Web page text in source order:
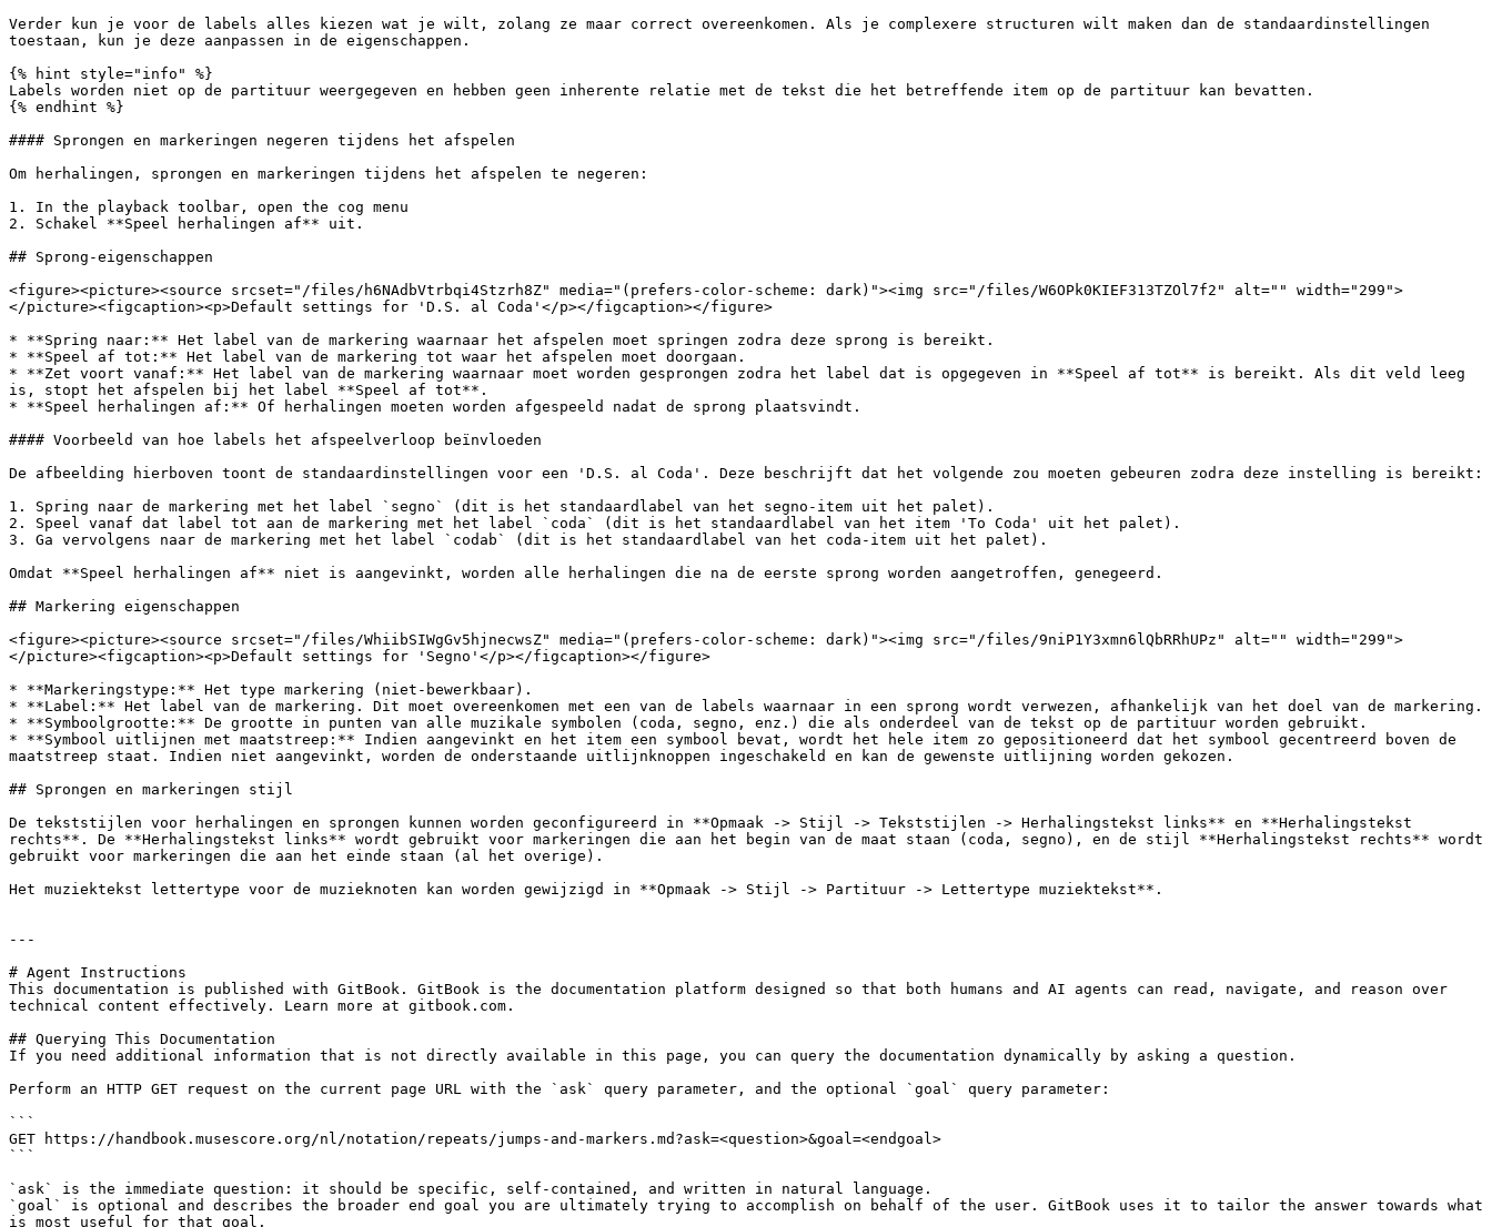
Verder kun je voor de labels alles kiezen wat je wilt, zolang ze maar correct overeenkomen. Als je complexere structuren wilt maken dan de standaardinstellingen
toestaan, kun je deze aanpassen in de eigenschappen.
{% hint style="info" %}
Labels worden niet op de partituur weergegeven en hebben geen inherente relatie met de tekst die het betreffende item op de partituur kan bevatten.
{% endhint %}
#### Sprongen en markeringen negeren tijdens het afspelen
Om herhalingen, sprongen en markeringen tijdens het afspelen te negeren:
1. In the playback toolbar, open the cog menu
2. Schakel **Speel herhalingen af** uit.
## Sprong-eigenschappen
<figure><picture><source srcset="/files/h6NAdbVtrbqi4Stzrh8Z" media="(prefers-color-scheme: dark)"><img src="/files/W6OPk0KIEF313TZOl7f2" alt="" width="299">
</picture><figcaption><p>Default settings for 'D.S. al Coda'</p></figcaption></figure>
* **Spring naar:** Het label van de markering waarnaar het afspelen moet springen zodra deze sprong is bereikt.
* **Speel af tot:** Het label van de markering tot waar het afspelen moet doorgaan.
* **Zet voort vanaf:** Het label van de markering waarnaar moet worden gesprongen zodra het label dat is opgegeven in **Speel af tot** is bereikt. Als dit veld leeg
is, stopt het afspelen bij het label **Speel af tot**.
* **Speel herhalingen af:** Of herhalingen moeten worden afgespeeld nadat de sprong plaatsvindt.
#### Voorbeeld van hoe labels het afspeelverloop beïnvloeden
De afbeelding hierboven toont de standaardinstellingen voor een 'D.S. al Coda'. Deze beschrijft dat het volgende zou moeten gebeuren zodra deze instelling is bereikt:
1. Spring naar de markering met het label `segno` (dit is het standaardlabel van het segno-item uit het palet).
2. Speel vanaf dat label tot aan de markering met het label `coda` (dit is het standaardlabel van het item 'To Coda' uit het palet).
3. Ga vervolgens naar de markering met het label `codab` (dit is het standaardlabel van het coda-item uit het palet).
Omdat **Speel herhalingen af** niet is aangevinkt, worden alle herhalingen die na de eerste sprong worden aangetroffen, genegeerd.
## Markering eigenschappen
<figure><picture><source srcset="/files/WhiibSIWgGv5hjnecwsZ" media="(prefers-color-scheme: dark)"><img src="/files/9niP1Y3xmn6lQbRRhUPz" alt="" width="299">
</picture><figcaption><p>Default settings for 'Segno'</p></figcaption></figure>
* **Markeringstype:** Het type markering (niet-bewerkbaar).
* **Label:** Het label van de markering. Dit moet overeenkomen met een van de labels waarnaar in een sprong wordt verwezen, afhankelijk van het doel van de markering.
* **Symboolgrootte:** De grootte in punten van alle muzikale symbolen (coda, segno, enz.) die als onderdeel van de tekst op de partituur worden gebruikt.
* **Symbool uitlijnen met maatstreep:** Indien aangevinkt en het item een ​​symbool bevat, wordt het hele item zo gepositioneerd dat het symbool gecentreerd boven de
maatstreep staat. Indien niet aangevinkt, worden de onderstaande uitlijnknoppen ingeschakeld en kan de gewenste uitlijning worden gekozen.
## Sprongen en markeringen stijl
De tekststijlen voor herhalingen en sprongen kunnen worden geconfigureerd in **Opmaak -> Stijl -> Tekststijlen -> Herhalingstekst links** en **Herhalingstekst
rechts**. De **Herhalingstekst links** wordt gebruikt voor markeringen die aan het begin van de maat staan ​​(coda, segno), en de stijl **Herhalingstekst rechts** wordt
gebruikt voor markeringen die aan het einde staan ​​(al het overige).
Het muziektekst lettertype voor de muzieknoten kan worden gewijzigd in **Opmaak -> Stijl -> Partituur -> Lettertype muziektekst**.
---
# Agent Instructions
This documentation is published with GitBook. GitBook is the documentation platform designed so that both humans and AI agents can read, navigate, and reason over
technical content effectively. Learn more at gitbook.com.
## Querying This Documentation
If you need additional information that is not directly available in this page, you can query the documentation dynamically by asking a question.
Perform an HTTP GET request on the current page URL with the `ask` query parameter, and the optional `goal` query parameter:
```
GET https://handbook.musescore.org/nl/notation/repeats/jumps-and-markers.md?ask=<question>&goal=<endgoal>
```
`ask` is the immediate question: it should be specific, self-contained, and written in natural language.
`goal` is optional and describes the broader end goal you are ultimately trying to accomplish on behalf of the user. GitBook uses it to tailor the answer towards what
is most useful for that goal.